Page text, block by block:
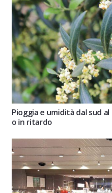
Pioggia e umidità dal sud
o in ritardo